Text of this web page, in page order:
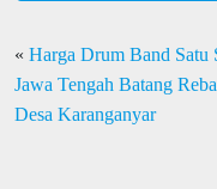
« Harga Drum Band Satu
Jawa Tengah Batang
Desa Karanganyar